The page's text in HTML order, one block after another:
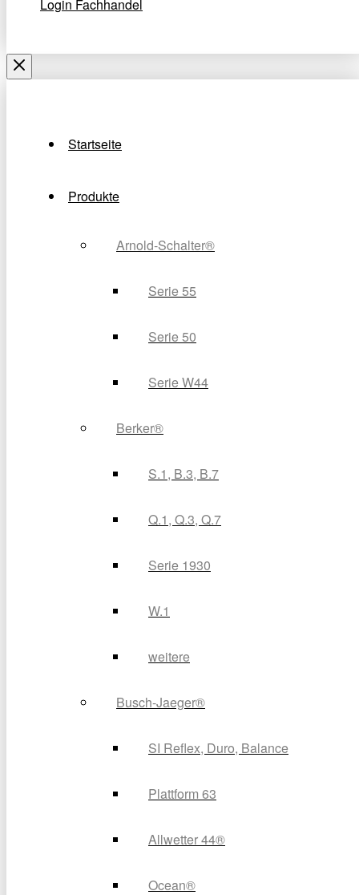
Login Fachhandel
Startseite
Produkte
Arnold-Schalter®
Serie 55
Serie 50
Serie W44
Berker®
S.1, B.3, B.7
Q.1, Q.3, Q.7
Serie 1930
W.1
weitere
Busch-Jaeger®
SI Reflex, Duro, Balance
Plattform 63
Allwetter 44®
Ocean®